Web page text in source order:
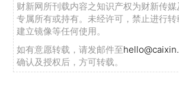
财新网所刊载内容之知识产权为财新传
专属所有或持有。未经许可，禁止进行转
建立镜像等任何使用。
如有意愿转载，请发邮件至
确认及授权后，方可转载。